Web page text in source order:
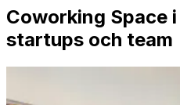
Coworking Space
startups och team